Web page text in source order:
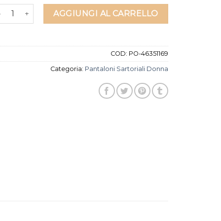
sartoriali donna quantità
AGGIUNGI AL CARRELLO
COD: PO-46351169
Categoria: Pantaloni Sartoriali Donna